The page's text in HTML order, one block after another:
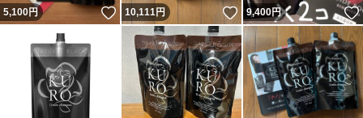
5,100円 いいね！
10,111円 いいね！
9,400円